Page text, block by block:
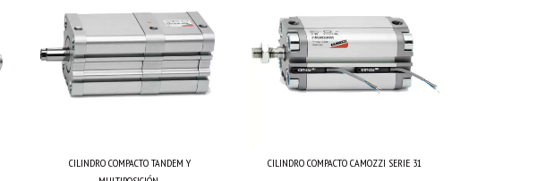
CILINDRO COMPACTO TANDEM Y
CILINDRO COMPACTO CAMOZZI SERIE 31